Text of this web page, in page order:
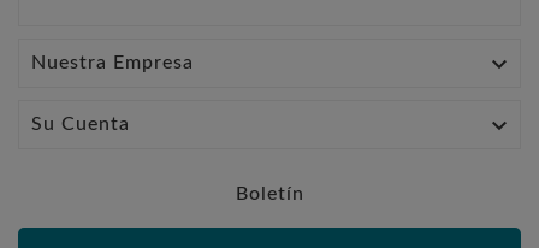
Nuestra Empresa 
Su Cuenta 
Boletín